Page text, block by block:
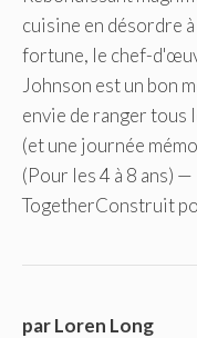
cuisine en désordre
fortune, le chef-
Johnson est un bon
envie de ranger tous
(et une journée
(Pour les 4 à 8 ans)
TogetherConstruit
par Loren Long